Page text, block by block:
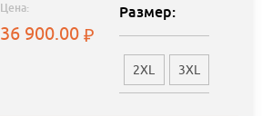
Цена:
36 900.00
Размер:
2XL 3XL